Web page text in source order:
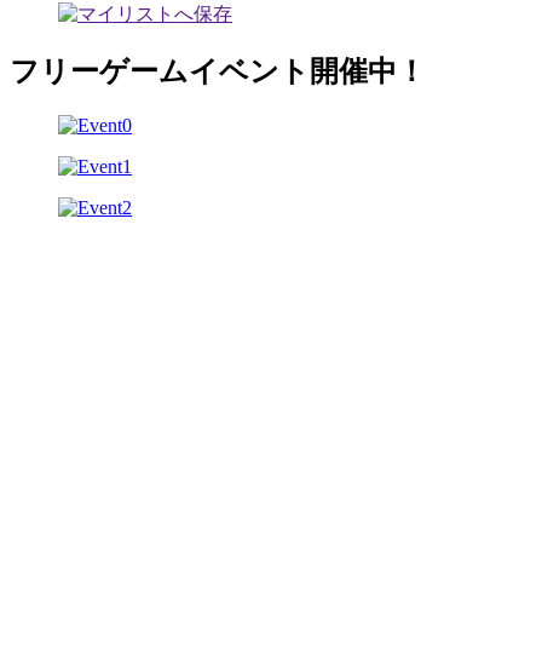
フリーゲームイベント開催中！